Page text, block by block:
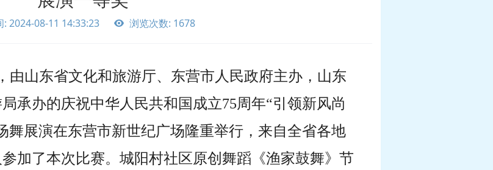
: 2024-08-11 14:33:23 浏览次数: 1678
，由山东省文化和旅游厅、东营市人民政府主办，山东
承办的庆祝中华人民共和国成立75周年“引领新风尚
舞展演在东营市新世纪广场隆重举行，来自全省各地
加了本次比赛。城阳村社区原创舞蹈《渔家鼓舞》 节